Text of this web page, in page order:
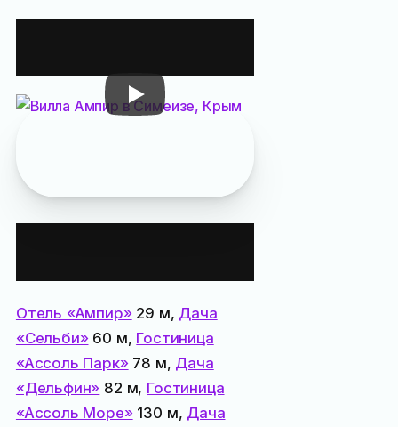
Отель «Ампир»29 м, Дача
«Сельби»60 м, Гостиница
«Ассоль Парк»78 м, Дача
«Дельфин» 82 м, Гостиница
«Ассоль Море»130 м, Дача